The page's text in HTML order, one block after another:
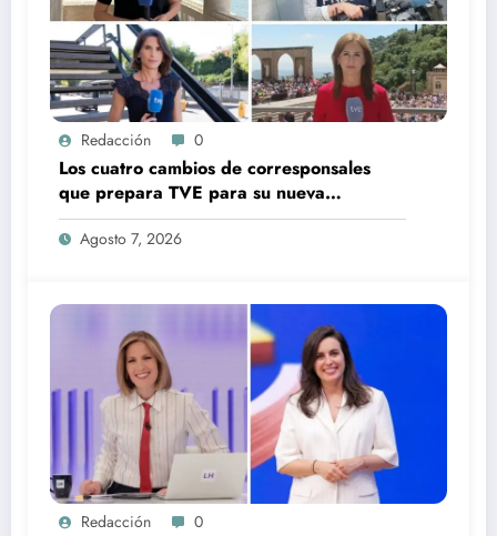
Redacción 0
Los cuatro cambios de corresponsales
que prepara TVE para su nueva
temporada
Agosto 7, 2026
Redacción 0